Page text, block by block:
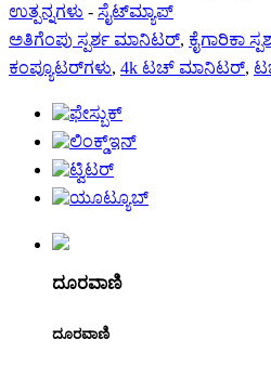
ಉತ್ಪನ್ನಗಳು - ಸೈಟ್‌ಮ್ಯಾಪ್
ಅತಿಗೆಂಪು ಸ್ಪರ್ಶ ಮಾನಿಟರ್, ಕೈಗಾರಿಕಾ
ಕಂಪ್ಯೂಟರ್‌ಗಳು, 4k ಟಚ್ ಮಾನಿಟರ್,
ದೂರವಾಣಿ
ದೂರವಾಣಿ